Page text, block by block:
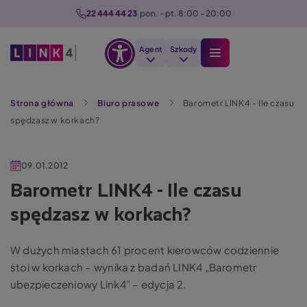
22 444 44 23 pon. - pt. 8:00 - 20:00
dostępności
Agent Szkody
Strona główna Biuro prasowe
Barometr LINK4 - Ile czasu
spędzasz w korkach?
09.01.2012
Barometr LINK4 - Ile czasu
spędzasz w korkach?
W dużych miastach 61 procent kierowców codziennie
stoi w korkach – wynika z badań LINK4 „Barometr
ubezpieczeniowy Link4” – edycja 2.